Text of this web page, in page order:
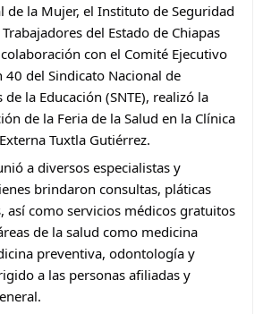
de la Mujer, el Instituto de Seguridad
del Estado de Chiapas
con el Comité Ejecutivo
40 del Sindicato Nacional de
de la Educación (SNTE), realizó la
de la Feria de la Salud en la Clínica
Tuxtla Gutiérrez.
a diversos especialistas y
brindaron consultas, pláticas
así como servicios médicos gratuitos
de la salud como medicina
preventiva, odontología y
a las personas afiliadas y